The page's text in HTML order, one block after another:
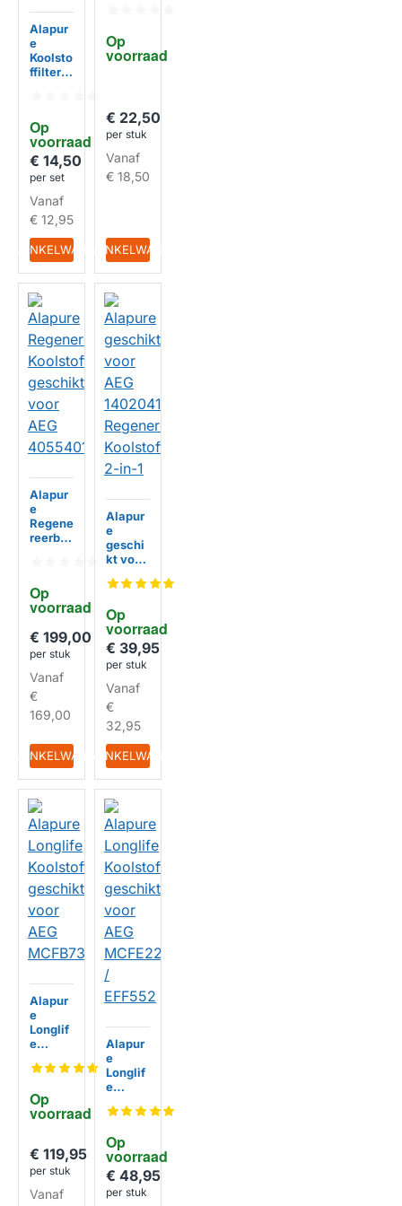
HUISMERK
Op
voorraad
Alapur
e
Koolsto
ffilter
ECFB0
3ST /
902986
5749 /
ECFB0
3 (2St.)
€ 14,50
per set
Vanaf
€ 12,95
IN WINKELWAGEN
Op
voorraad
i
MCFB8
€ 22,50
per stuk
Vanaf
€ 18,50
IN WINKELWAGEN
Op
voorraad
Alapur
e
Regene
reerba
geschi
kt voor
40554
01469
€ 199,00
per stuk
Vanaf
€
169,00
IN WINKELWAGEN
HUISMERK
Op
voorraad
Alapur
e
geschi
kt voor
14020
8
Regene
reerba
ar
Koolsto
ffilter
2-in-1
€ 39,95
per stuk
Vanaf
€
32,95
IN WINKELWAGEN
Op
voorraad
Alapur
e
Longlif
e
ffilter
kt voor
AEG
€ 119,95
per stuk
Vanaf
Op
voorraad
Alapur
e
Longlif
e
ffilter
kt voor
AEG
MCFE2
2 /
EFF552
€ 48,95
per stuk